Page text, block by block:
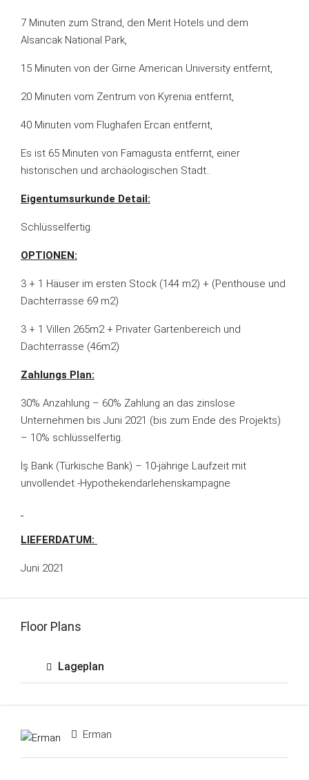
7 Minuten zum Strand, den Merit Hotels und dem
Alsancak National Park,
15 Minuten von der Girne American University entfernt,
20 Minuten vom Zentrum von Kyrenia entfernt,
40 Minuten vom Flughafen Ercan entfernt,
Es ist 65 Minuten von Famagusta entfernt, einer
historischen und archäologischen Stadt..
Eigentumsurkunde Detail:
Schlüsselfertig.
OPTIONEN:
3 + 1 Häuser im ersten Stock (144 m2) + (Penthouse und
Dachterrasse 69 m2)
3 + 1 Villen 265m2 + Privater Gartenbereich und
Dachterrasse (46m2)
Zahlungs Plan:
30% Anzahlung – 60% Zahlung an das zinslose
Unternehmen bis Juni 2021 (bis zum Ende des Projekts)
– 10% schlüsselfertig.
İş Bank (Türkische Bank) – 10-jährige Laufzeit mit
unvollendet -Hypothekendarlehenskampagne
LIEFERDATUM:
Juni 2021
Floor Plans
Lageplan
Erman